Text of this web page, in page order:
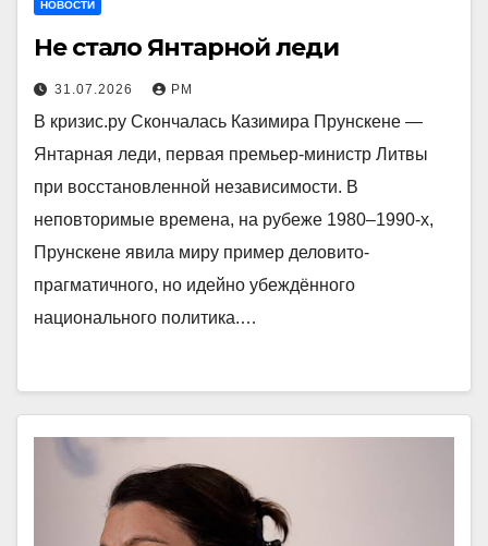
НОВОСТИ
Не стало Янтарной леди
31.07.2026 РМ
В кризис.ру Скончалась Казимира Прунскене —
Янтарная леди, первая премьер-министр Литвы
при восстановленной независимости. В
неповторимые времена, на рубеже 1980–1990-х,
Прунскене явила миру пример деловито-
прагматичного, но идейно убеждённого
национального политика.…